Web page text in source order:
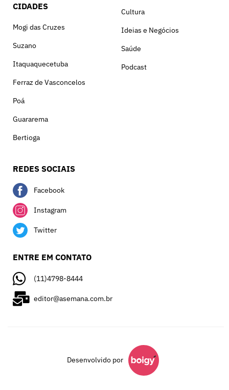
CIDADES
Mogi das Cruzes
Suzano
Itaquaquecetuba
Ferraz de Vasconcelos
Poá
Guararema
Bertioga
Cultura
Ideias e Negócios
Saúde
Podcast
REDES SOCIAIS
Facebook
Instagram
Twitter
ENTRE EM CONTATO
(11)4798-8444
editor@asemana.com.br
Desenvolvido por